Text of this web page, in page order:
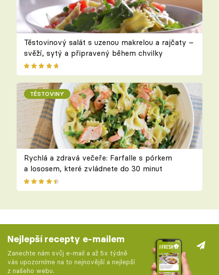
Těstovinový salát s uzenou makrelou a rajčaty –
svěží, sytý a připravený během chvilky
TĚSTOVINY
Rychlá a zdravá večeře: Farfalle s pórkem
a lososem, které zvládnete do 30 minut
Nejlepší recepty e-mailem
Zanechte nám svůj e-mail a až 5x týdně
vás upozorníme na to nejnovější a nejlepší
z našeho webu.